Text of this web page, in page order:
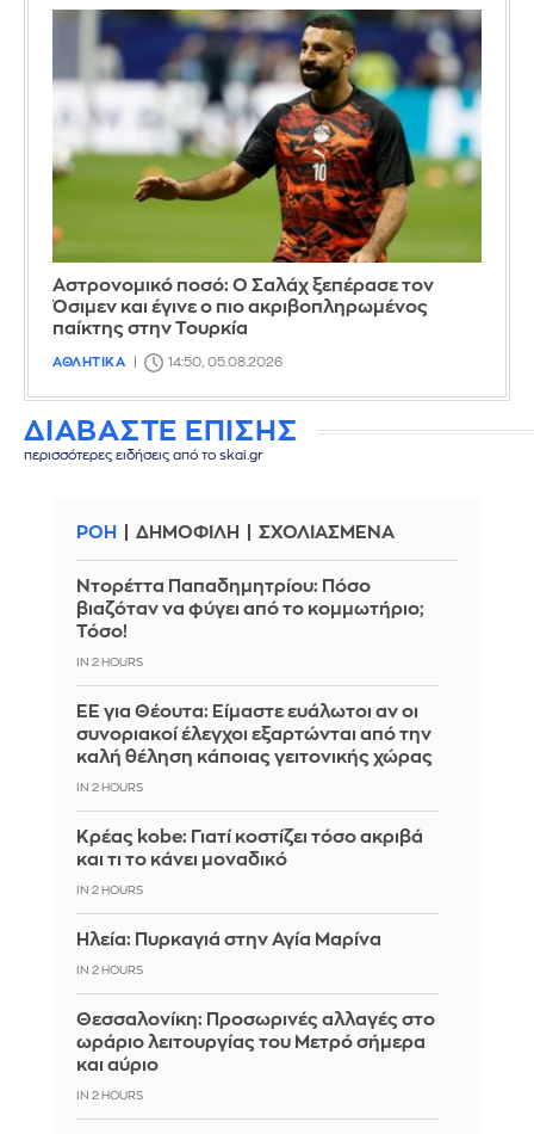
Αστρονομικό ποσό: Ο Σαλάχ ξεπέρασε τον
Όσιμεν και έγινε ο πιο ακριβοπληρωμένος
παίκτης στην Τουρκία
ΑΘΛΗΤΙΚΑ 14:50, 05.08.2026
ΔΙΑΒΑΣΤΕ ΕΠΙΣΗΣ
περισσότερες ειδήσεις από το skai.gr
ΡΟΗ ΔΗΜΟΦΙΛΗ ΣΧΟΛΙΑΣΜΕΝΑ
Ντορέττα Παπαδημητρίου: Πόσο
βιαζόταν να φύγει από το κομμωτήριο;
Τόσο!
IN 2 HOURS
ΕΕ για Θέουτα: Είμαστε ευάλωτοι αν οι
συνοριακοί έλεγχοι εξαρτώνται από την
καλή θέληση κάποιας γειτονικής χώρας
IN 2 HOURS
Κρέας kobe: Γιατί κοστίζει τόσο ακριβά
και τι το κάνει μοναδικό
IN 2 HOURS
Ηλεία: Πυρκαγιά στην Αγία Μαρίνα
IN 2 HOURS
Θεσσαλονίκη: Προσωρινές αλλαγές στο
ωράριο λειτουργίας του Μετρό σήμερα
και αύριο
IN 2 HOURS